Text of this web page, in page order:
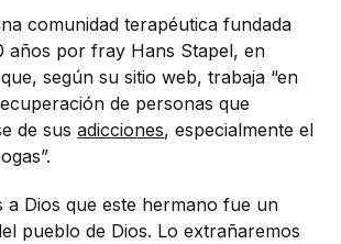
comunidad terapéutica fundada
años por fray Hans Stapel, en
según su sitio web, trabaja “en
de personas que
de susadicciones, especialmente el
a Dios que este hermano fue un
pueblo de Dios. Lo extrañaremos